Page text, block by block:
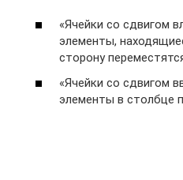
«Ячейки со сдвигом
элементы,
сторону
«Ячейки со сдвигом
элементы в столбце